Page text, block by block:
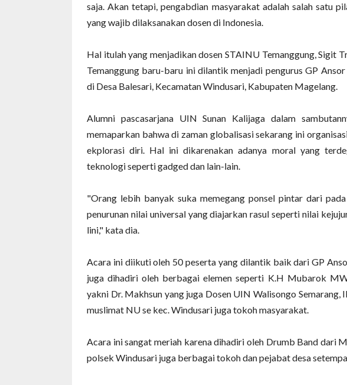
saja. Akan tetapi, pengabdian masyarakat adalah salah satu
yang wajib dilaksanakan dosen di Indonesia.
Hal itulah yang menjadikan dosen STAINU Temanggung, Sigit
Temanggung baru-baru ini dilantik menjadi pengurus GP
di Desa Balesari, Kecamatan Windusari, Kabupaten Magelang.
Alumni pascasarjana UIN Sunan Kalijaga dalam
memaparkan bahwa di zaman globalisasi sekarang ini
ekplorasi diri. Hal ini dikarenakan adanya moral yang
teknologi seperti gadged dan lain-lain.
"Orang lebih banyak suka memegang ponsel pintar dari
penurunan nilai universal yang diajarkan rasul seperti nilai
lini," kata dia.
Acara ini diikuti oleh 50 peserta yang dilantik baik dari GP
juga dihadiri oleh berbagai elemen seperti K.H Mubarok
yakni Dr. Makhsun yang juga Dosen UIN Walisongo
muslimat NU se kec. Windusari juga tokoh masyarakat.
Acara ini sangat meriah karena dihadiri oleh Drumb Band dari
polsek Windusari juga berbagai tokoh dan pejabat desa